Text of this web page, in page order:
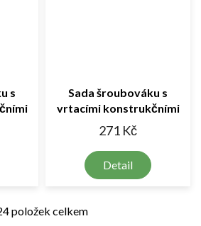
s
Sada šroubováku s
vrtacími konstrukčními
bloky 258ks
271 Kč
Detail
O
položek celkem